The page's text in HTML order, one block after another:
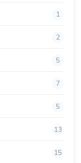
1
2
5
7
5
13
15